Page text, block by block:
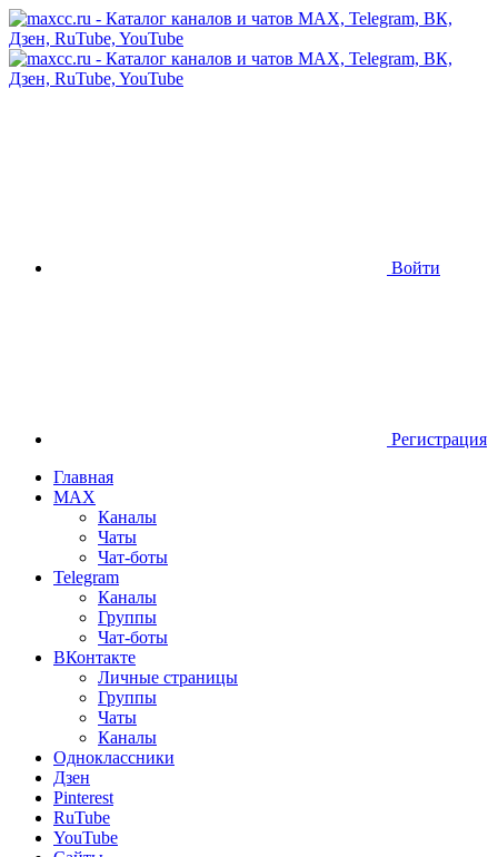
Войти
Регистрация
Главная
MAX
Каналы
Чаты
Чат-боты
Telegram
Каналы
Группы
Чат-боты
ВКонтакте
Личные страницы
Группы
Чаты
Каналы
Одноклассники
Дзен
Pinterest
RuTube
YouTube